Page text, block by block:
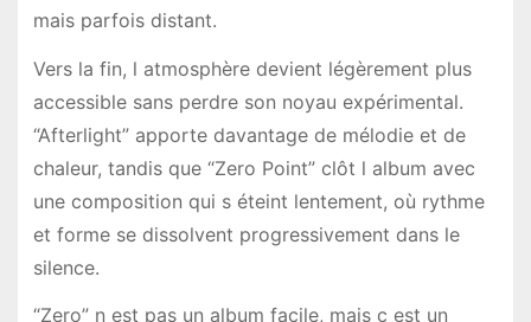
mais parfois distant.
Vers la fin, l atmosphère devient légèrement plus
accessible sans perdre son noyau expérimental.
“Afterlight” apporte davantage de mélodie et de
chaleur, tandis que “Zero Point” clôt l album avec
une composition qui s éteint lentement, où rythme
et forme se dissolvent progressivement dans le
silence.
“Zero” n est pas un album facile, mais c est un